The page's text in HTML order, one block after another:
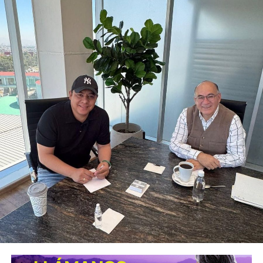
La diputada Brisseire Sánchez López, explicó que
mantener las luces encendidas permite incrementar
la visibilidad de las motocicletas ante otros usuarios
de la vía
, debido a que por sus dimensiones pueden ser
menos perceptibles que otros vehículos, particularmente
durante determinadas condiciones de circulación.
Señaló que esta medida se encuentra contemplada dentro
de estándares internacionales de seguridad vial, entre
ellos los establecidos en laConvención de Viena sobre
la Circulación Vial, de la que México forma parte, y tiene
como finalidad reducir los factores de riesgo asociados
con la circu lación de motocicletas.